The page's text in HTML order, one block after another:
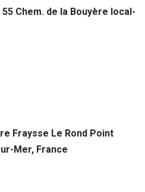
Chem. de la Bouyère local-
Fraysse Le Rond Point
Mer, France